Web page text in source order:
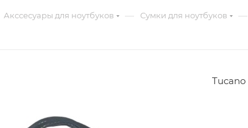
Акссесуары для ноутбуков — Сумки для ноутбуков —
Tucano